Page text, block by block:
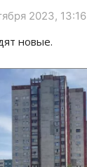
2023, 13:16
новые.